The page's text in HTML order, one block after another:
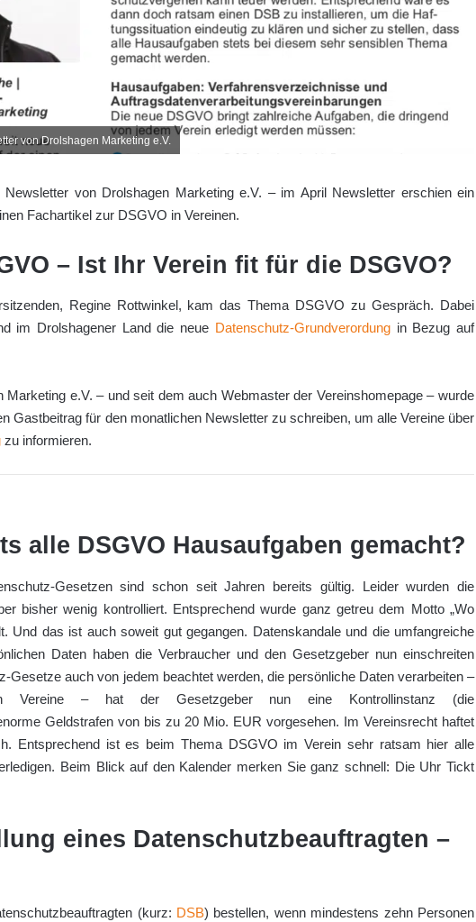
von Drolshagen Marketing e.V.
von Drolshagen Marketing e.V. – im April Newsletter erschien ein
Fachartikel zur DSGVO in Vereinen.
– Ist Ihr Verein fit für die DSGVO?
Regine Rottwinkel, kam das Thema DSGVO zu Gespräch. Dabei
im Drolshagener Land die neue Datenschutz-Grundverordungin Bezug auf
e.V. – und seit dem auch Webmaster der Vereinshomepage – wurde
Gastbeitrag für den monatlichen Newsletter zu schreiben, um alle Vereine über
zu informieren.
alle DSGVO Hausaufgaben gemacht?
Gesetzen sind schon seit Jahren bereits gültig. Leider wurden die
bisher wenig kontrolliert. Entsprechend wurde ganz getreu dem Motto „Wo
Und das ist auch soweit gut gegangen. Datenskandale und die umfangreiche
Daten haben die Verbraucher und den Gesetzgeber nun einschreiten
Gesetze auch von jedem beachtet werden, die persönliche Daten verarbeiten –
Vereine – hat der Gesetzgeber nun eine Kontrollinstanz (die
Geldstrafen von bis zu 20 Mio. EUR vorgesehen. Im Vereinsrecht haftet
Entsprechend ist es beim Thema DSGVO im Verein sehr ratsam hier alle
Beim Blick auf den Kalender merken Sie ganz schnell: Die Uhr Tickt
eines Datenschutzbeauftragten –
(kurz: DSB) bestellen, wenn mindestens zehn Personen